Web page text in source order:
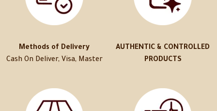
Methods of Delivery
Cash On Deliver, Visa, Master
AUTHENTIC & CONTROLLED
PRODUCTS